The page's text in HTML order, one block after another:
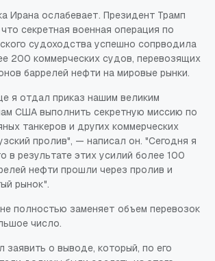
Ирана ослабевает. Президент Трамп
секретная военная операция по
судоходства успешно сопрводила
200 коммерческих судов, перевозящих
баррелей нефти на мировые рынки.
я отдал приказ нашим великим
США выполнить секретную миссию по
танкеров и других коммерческих
пролив", — написал он. "Сегодня я
в результате этих усилий более 100
нефти прошли через пролив и
рынок".
полностью заменяет объем перевозок
число.
заявить о выводе, который, по его